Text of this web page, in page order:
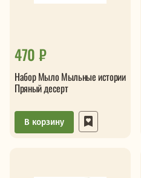
470 ₽
Набор Мыло Мыльные истории
Пряный десерт
В корзину